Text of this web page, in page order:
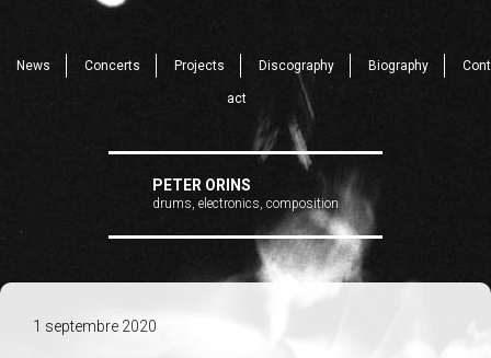
News Concerts Projects Discography Biography Cont
act
PETER ORINS
drums, electronics, composition
1 septembre 2020